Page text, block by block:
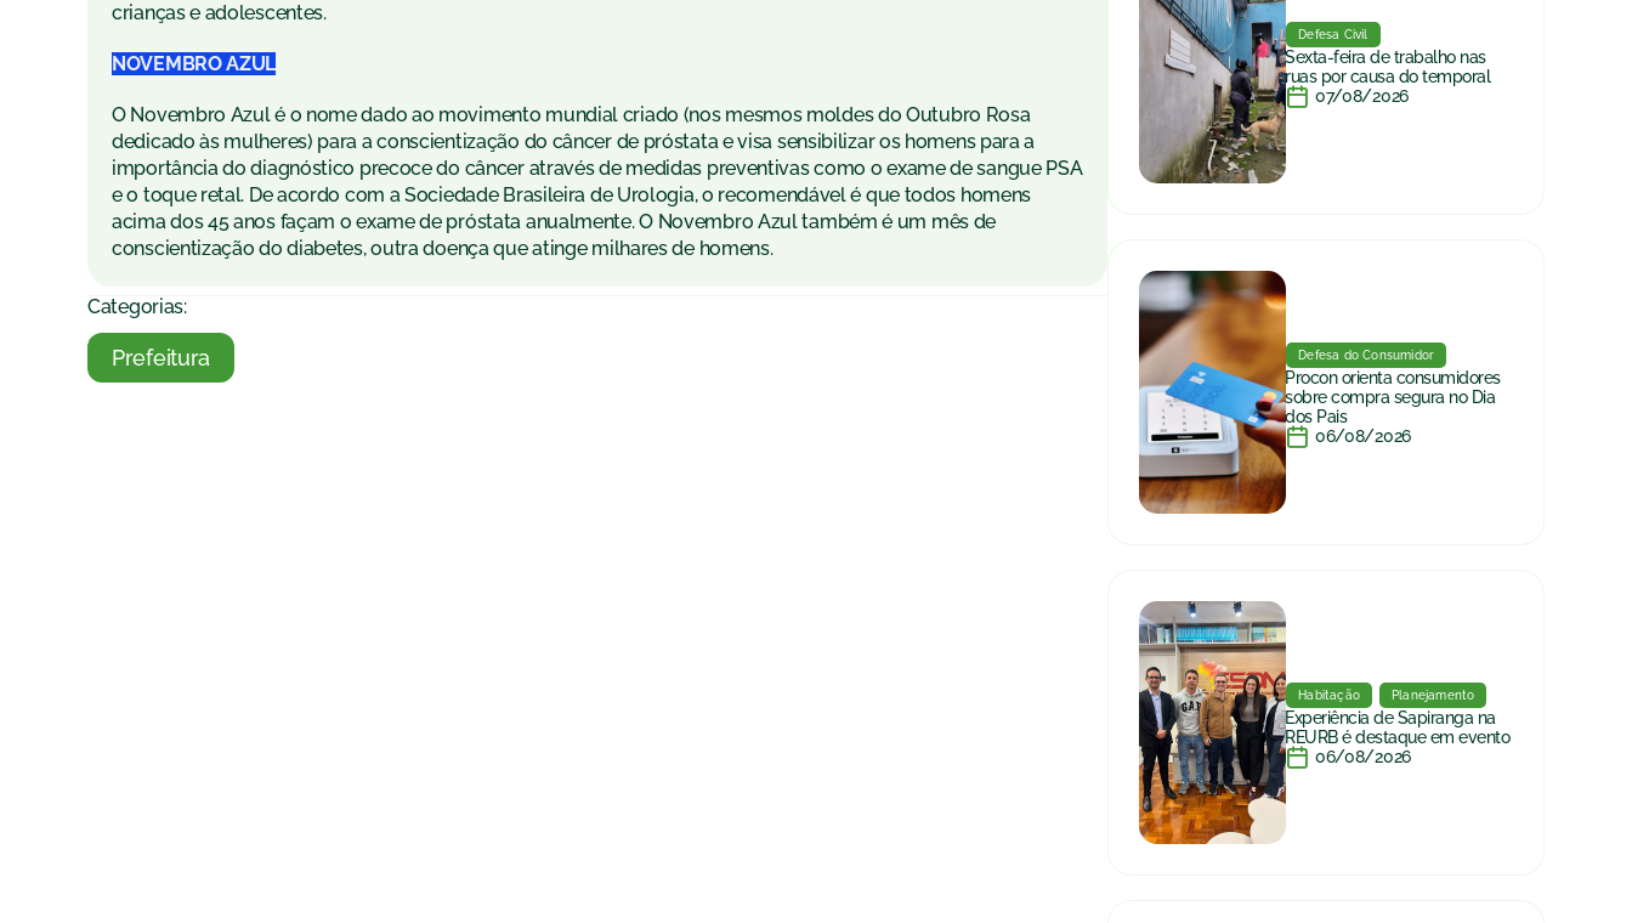
crianças e adolescentes.
NOVEMBRO AZUL
O Novembro Azul é o nome dado ao movimento mundial criado (nos mesmos moldes do Outubro Rosa
dedicado às mulheres) para a conscientização do câncer de próstata e visa sensibilizar os homens para a
importância do diagnóstico precoce do câncer através de medidas preventivas como o exame de sangue PSA
e o toque retal. De acordo com a Sociedade Brasileira de Urologia, o recomendável é que todos homens
acima dos 45 anos façam o exame de próstata anualmente. O Novembro Azul também é um mês de
conscientização do diabetes, outra doença que atinge milhares de homens.
Categorias:
Prefeitura
Defesa Civil
Sexta-feira de trabalho nas
ruas por causa do temporal
07/08/2026
Defesa do Consumidor
Procon orienta consumidores
sobre compra segura no Dia
dos Pais
06/08/2026
Habitação Planejamento
Experiência de Sapiranga na
REURB é destaque em evento
06/08/2026